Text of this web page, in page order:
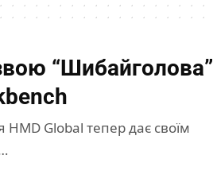
“Шибайголова”
Global тепер дає своїм